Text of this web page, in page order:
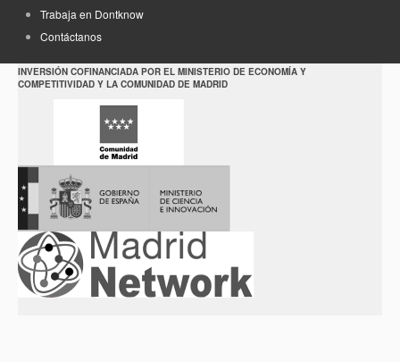
Trabaja en Dontknow
Contáctanos
INVERSIÓN COFINANCIADA POR EL MINISTERIO DE ECONOMÍA Y
COMPETITIVIDAD Y LA COMUNIDAD DE MADRID